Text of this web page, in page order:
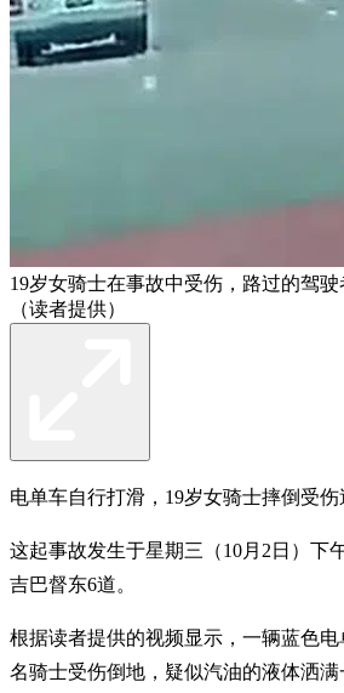
19岁女骑士在事故中受伤，路过的驾驶
（读者提供）
电单车自行打滑，19岁女骑士摔倒受伤
这起事故发生于星期三（10月2日）下
吉巴督东6道。
根据读者提供的视频显示，一辆蓝色
名骑士受伤倒地，疑似汽油的液体洒满